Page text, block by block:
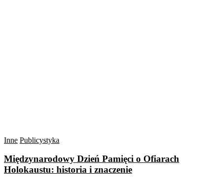
Inne Publicystyka
Międzynarodowy Dzień Pamięci o Ofiarach
Holokaustu: historia i znaczenie